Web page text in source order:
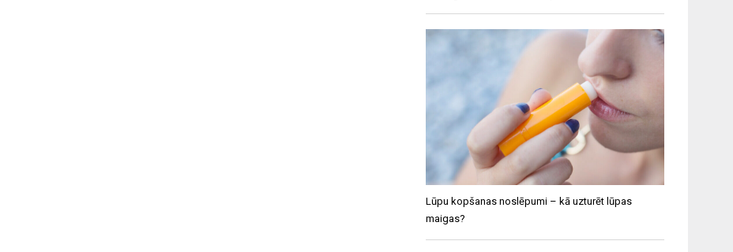
Lūpu kopšanas noslēpumi – kā uzturēt lūpas
maigas?